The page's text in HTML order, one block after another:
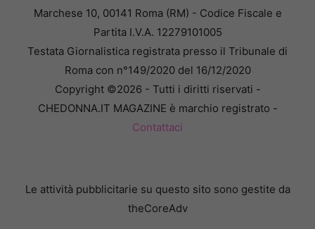
Marchese 10, 00141 Roma (RM) - Codice Fiscale e
Partita I.V.A. 12279101005
Testata Giornalistica registrata presso il Tribunale di
Roma con n°149/2020 del 16/12/2020
Copyright ©2026 - Tutti i diritti riservati -
CHEDONNA.IT MAGAZINE è marchio registrato -
Contattaci
Le attività pubblicitarie su questo sito sono gestite da
theCoreAdv